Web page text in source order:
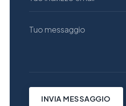
INVIA MESSAGGIO